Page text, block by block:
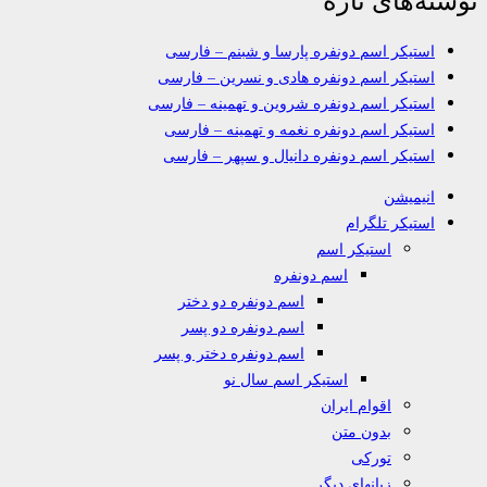
استیکر اسم دونفره پارسا و شبنم – فارسی
استیکر اسم دونفره هادی و نسرین – فارسی
استیکر اسم دونفره شروین و تهمینه – فارسی
استیکر اسم دونفره نغمه و تهمینه – فارسی
استیکر اسم دونفره دانیال و سپهر – فارسی
انیمیشن
استیکر تلگرام
استیکر اسم
اسم دونفره
اسم دونفره دو دختر
اسم دونفره دو پسر
اسم دونفره دختر و پسر
استیکر اسم سال نو
اقوام ایران
بدون متن
تورکی
زبانهای دیگر